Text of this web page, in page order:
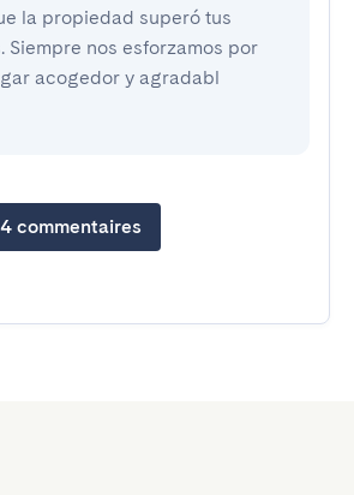
la propiedad superó tus
Siempre nos esforzamos por
acogedor y agradabl
commentaires